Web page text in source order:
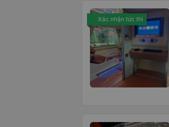
Xác nhận tức thì